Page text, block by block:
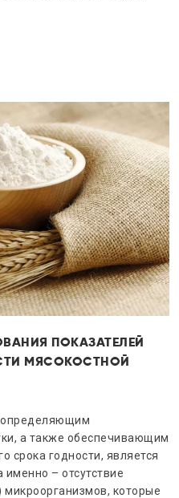
ПОКАЗАТЕЛЕЙ
МЯСОКОСТНОЙ
определяющим
а также обеспечивающим
срока годности, является
именно – отсутствие
которые